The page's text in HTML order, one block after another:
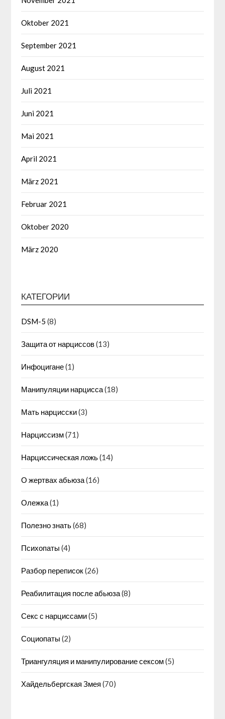
Oktober 2021
September 2021
August 2021
Juli 2021
Juni 2021
Mai 2021
April 2021
März 2021
Februar 2021
Oktober 2020
März 2020
КАТЕГОРИИ
DSM-5 (8)
Защита от нарциссов(13)
Инфоцигане(1)
Манипуляции нарцисса(18)
Мать нарцисски(3)
Нарциссизм(71)
Нарциссическая ложь(14)
О жертвах абьюза(16)
Олежка(1)
Полезно знать(68)
Психопаты (4)
Разбор переписок(26)
Реабилитация после абьюза(8)
Секс с нарциссами(5)
Социопаты (2)
Триангуляция и манипулирование сексом(5)
Хайдельбергская Змея (70)